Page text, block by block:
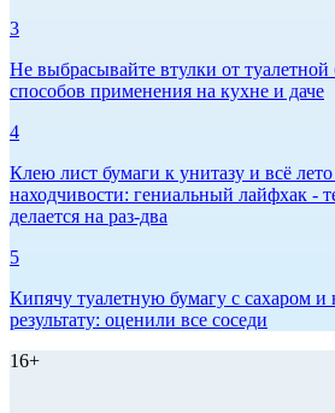
3
Не выбрасывайте втулки от
способов применения на кухне и даче
4
Клею лист бумаги к унитазу и всё
находчивости: гениальный лайфхак -
делается на раз-два
5
Кипячу туалетную бумагу с сахаром и
результату: оценили все соседи
16+